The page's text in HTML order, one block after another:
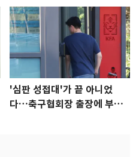
'심판 성접대'가 끝 아니었
다…축구협회장 출장에 부인